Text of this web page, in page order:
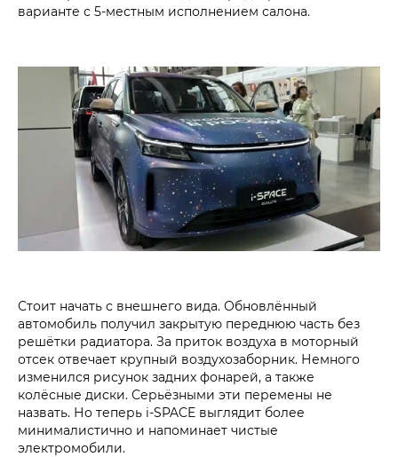
варианте с 5-⁠местным исполнением салона.
Стоит начать с внешнего вида. Обновлённый
автомобиль получил закрытую переднюю часть без
решётки радиатора. За приток воздуха в моторный
отсек отвечает крупный воздухозаборник. Немного
изменился рисунок задних фонарей, а также
колёсные диски. Серьёзными эти перемены не
назвать. Но теперь i‑SPACE выглядит более
минималистично и напоминает чистые
электромобили.